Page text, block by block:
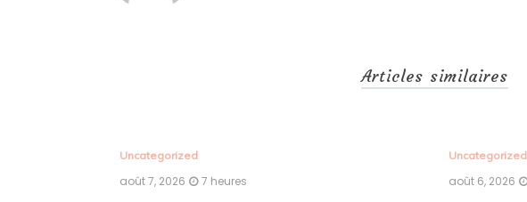
Articles similaires
Uncategorized
août 7, 2026 7 heures
Uncategorized
août 6, 2026